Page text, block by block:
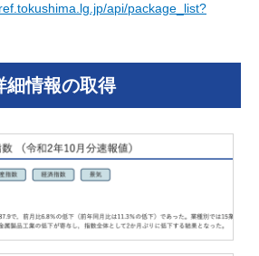
api/package_list?
細情報の取得